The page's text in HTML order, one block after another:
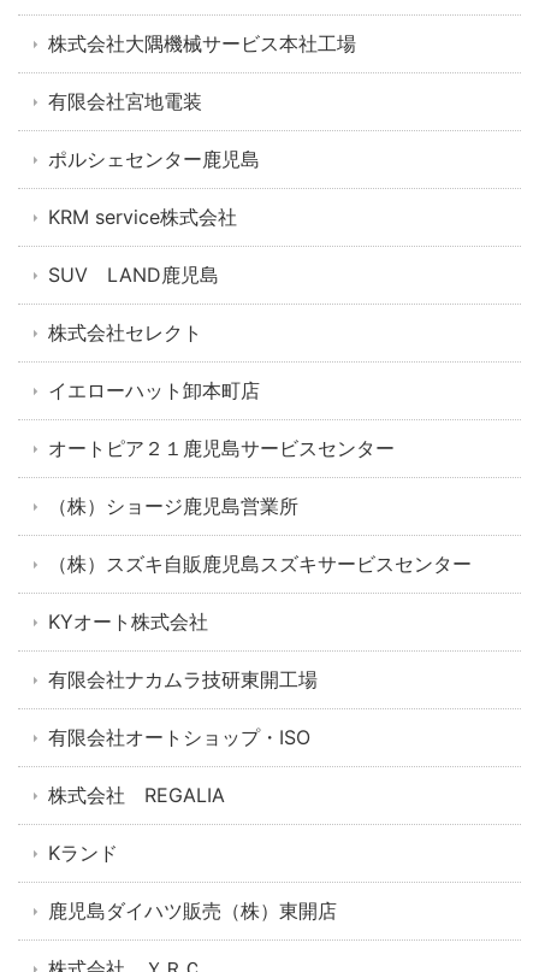
株式会社大隅機械サービス本社工場
有限会社宮地電装
ポルシェセンター鹿児島
KRM service株式会社
SUV LAND鹿児島
株式会社セレクト
イエローハット卸本町店
オートピア２１鹿児島サービスセンター
（株）ショージ鹿児島営業所
（株）スズキ自販鹿児島スズキサービスセンター
KYオート株式会社
有限会社ナカムラ技研東開工場
有限会社オートショップ・ISO
株式会社 REGALIA
Kランド
鹿児島ダイハツ販売（株）東開店